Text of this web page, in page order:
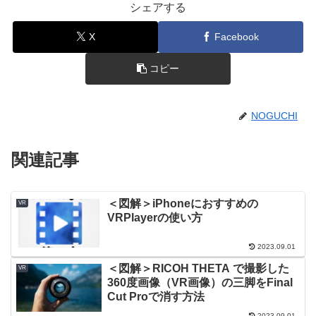
シェアする
X Facebook
コピー
NOGUCHI
関連記事
VR
＜図解＞iPhoneにおすすめの
VRPlayerの使い方
2023.09.01
VR
＜図解＞RICOH THETA で撮影した
360度画像（VR画像）の三脚をFinal
Cut Proで消す方法